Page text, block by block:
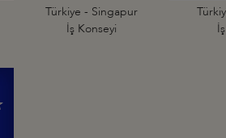
Türkiye - Singapur
İş Konseyi